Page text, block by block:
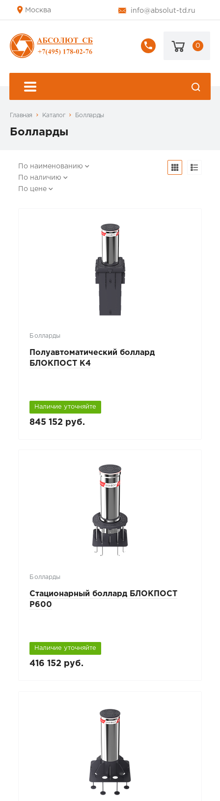
Москва info@absolut-td.ru
+7
178-
0
Главная Каталог Болларды
Болларды
По наименованию
По наличию
По цене
Болларды
Полуавтоматический боллард
БЛОКПОСТ К4
Наличие уточняйте
845 152 руб.
Болларды
Стационарный боллард БЛОКПОСТ
P600
Наличие уточняйте
416 152 руб.